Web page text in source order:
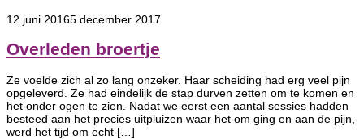
12 juni 20165 december 2017
Overleden broertje
Ze voelde zich al zo lang onzeker. Haar scheiding had erg veel pijn
opgeleverd. Ze had eindelijk de stap durven zetten om te komen en
het onder ogen te zien. Nadat we eerst een aantal sessies hadden
besteed aan het precies uitpluizen waar het om ging en aan de pijn,
werd het tijd om echt […]